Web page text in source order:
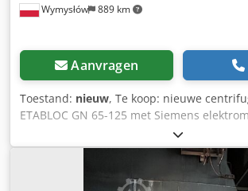
Wymysłów 889 km
Aanvragen
Toestand: nieuw, Te koop: nieuwe
ETABLOC GN 65-125 met Siemens
Het apparaat is afkomstig uit
goede, ongebruikte staat. Dcjdpfx
uit de KSB ETABLOC-serie zijn
pompen die worden gebruikt in